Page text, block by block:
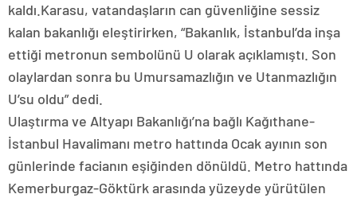
kaldı.Karasu, vatandaşların can güvenliğine sessiz
kalan bakanlığı eleştirirken, “Bakanlık, İstanbul’da inşa
ettiği metronun sembolünü U olarak açıklamıştı. Son
olaylardan sonra bu Umursamazlığın ve Utanmazlığın
U’su oldu” dedi.
Ulaştırma ve Altyapı Bakanlığı’na bağlı Kağıthane-
İstanbul Havalimanı metro hattında Ocak ayının son
günlerinde facianın eşiğinden dönüldü. Metro hattında
Kemerburgaz-Göktürk arasında yüzeyde yürütülen